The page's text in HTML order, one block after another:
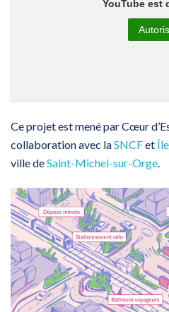
YouTube est
Ce projet est mené par Cœur
collaboration avec laSNCFet
ville deSaint-Michel-sur-Orge.